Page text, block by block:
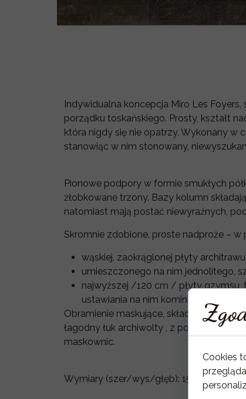
Indywidualna koncepcja Miro Les
porządku toskańskiego. Prosty, kształt
która nigdy się nie opatrzy. Wykonany w
stanowiąc w nim stonowany,
Pionowe podpory w formie smukłych
żłobkowane trzony. Bazy kolumn
natomiast mają postać niewyraźnych,
Skromnie zdobione, proste nadproże – w
wąskiej, zaokrąglonej płyty architrawu,
umieszczonego na nim jednolitego,
najwyższej /120 cm / płyty gzymsu,
ustawiania na nim kominkowych
Obramienie maskujące, składające się
łagodny łuk archiwolty , z
maskownic.
Wymiary (szer/wys/głęb): 158 x 120 x
Cookies